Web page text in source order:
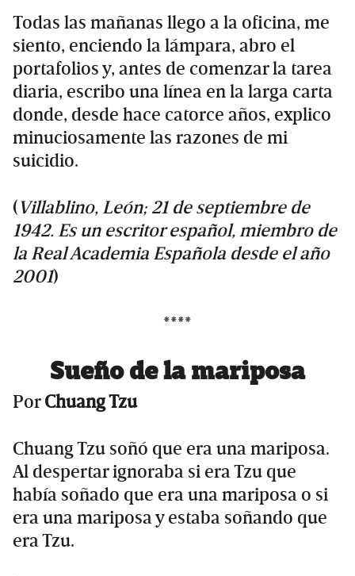
Todas las mañanas llego a la oficina, me
siento, enciendo la lámpara, abro el
portafolios y, antes de comenzar la tarea
diaria, escribo una línea en la larga carta
donde, desde hace catorce años, explico
minuciosamente las razones de mi
suicidio.
(Villablino, León; 21 de septiembre de
1942. Es un escritor español, miembro de
la Real Academia Española desde el año
2001)
****
Sueño de la mariposa
PorChuang Tzu
Chuang Tzu soñó que era una mariposa.
Al despertar ignoraba si era Tzu que
había soñado que era una mariposa o si
era una mariposa y estaba soñando que
era Tzu.